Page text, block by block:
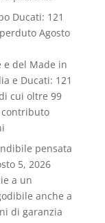
Ducati: 121
Agosto
e del Made in
e Ducati: 121
cui oltre 99
pensata
5, 2026
a un
anche a
di garanzia